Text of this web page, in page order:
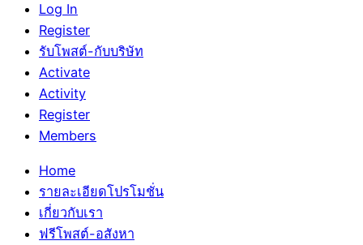
Log In
Register
รับโพสต์-กับบริษัท
Activate
Activity
Register
Members
Home
รายละเอียดโปรโมชั่น
เกี่ยวกับเรา
ฟรีโพสต์-อสังหา